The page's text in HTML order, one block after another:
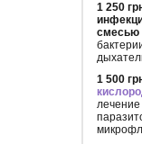
1 250
1 500